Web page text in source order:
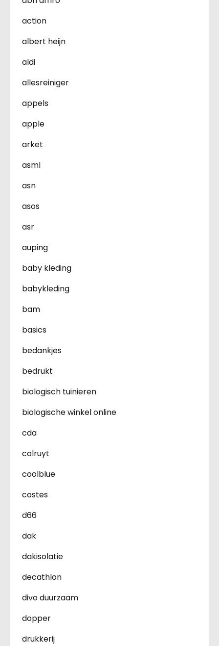
action
albert heijn
aldi
allesreiniger
appels
apple
arket
asml
asn
asos
asr
auping
baby kleding
babykleding
bam
basics
bedankjes
bedrukt
biologisch tuinieren
biologische winkel online
cda
colruyt
coolblue
costes
d66
dak
dakisolatie
decathlon
divo duurzaam
dopper
drukkerij